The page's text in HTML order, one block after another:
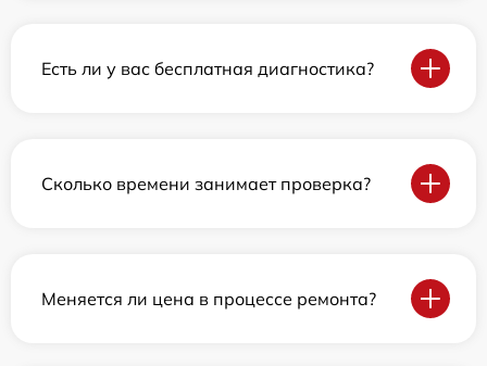
Есть ли у вас бесплатная диагностика?
Сколько времени занимает проверка?
Меняется ли цена в процессе ремонта?